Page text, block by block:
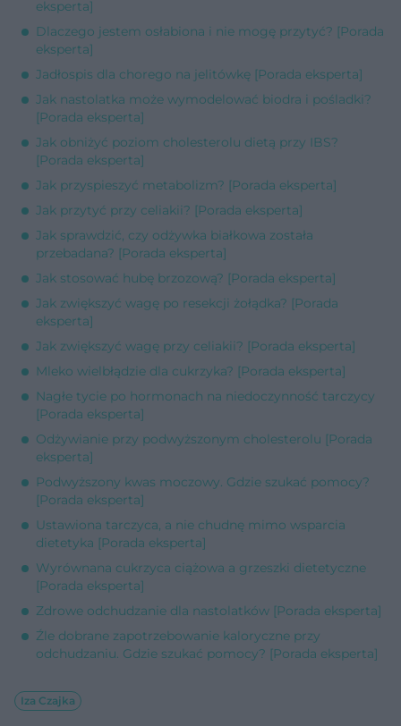
eksperta]
Dlaczego jestem osłabiona i nie mogę przytyć? [Porada
eksperta]
Jadłospis dla chorego na jelitówkę [Porada eksperta]
Jak nastolatka może wymodelować biodra i pośladki?
[Porada eksperta]
Jak obniżyć poziom cholesterolu dietą przy IBS?
[Porada eksperta]
Jak przyspieszyć metabolizm? [Porada eksperta]
Jak przytyć przy celiakii? [Porada eksperta]
Jak sprawdzić, czy odżywka białkowa została
przebadana? [Porada eksperta]
Jak stosować hubę brzozową? [Porada eksperta]
Jak zwiększyć wagę po resekcji żołądka? [Porada
eksperta]
Jak zwiększyć wagę przy celiakii? [Porada eksperta]
Mleko wielbłądzie dla cukrzyka? [Porada eksperta]
Nagłe tycie po hormonach na niedoczynność tarczycy
[Porada eksperta]
Odżywianie przy podwyższonym cholesterolu [Porada
eksperta]
Podwyższony kwas moczowy. Gdzie szukać pomocy?
[Porada eksperta]
Ustawiona tarczyca, a nie chudnę mimo wsparcia
dietetyka [Porada eksperta]
Wyrównana cukrzyca ciążowa a grzeszki dietetyczne
[Porada eksperta]
Zdrowe odchudzanie dla nastolatków [Porada eksperta]
Źle dobrane zapotrzebowanie kaloryczne przy
odchudzaniu. Gdzie szukać pomocy? [Porada eksperta]
Iza Czajka